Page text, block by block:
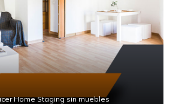
Home Staging sin muebles